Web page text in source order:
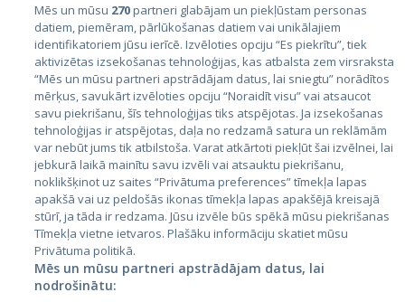
Valstis
Igaunija
Latvija
Lietuva
Mēs un mūsu 270partneri glabājam un piekļūstam personas
datiem, piemēram, pārlūkošanas datiem vai unikālajiem
identifikatoriem jūsu ierīcē. Izvēloties opciju “Es piekrītu”, tiek
aktivizētas izsekošanas tehnoloģijas, kas atbalsta zem virsraksta
“Mēs un mūsu partneri apstrādājam datus, lai sniegtu” norādītos
mērķus, savukārt izvēloties opciju “Noraidīt visu” vai atsaucot
savu piekrišanu, šīs tehnoloģijas tiks atspējotas. Ja izsekošanas
tehnoloģijas ir atspējotas, daļa no redzamā satura un reklāmām
var nebūt jums tik atbilstoša. Varat atkārtoti piekļūt šai izvēlnei, lai
jebkurā laikā mainītu savu izvēli vai atsauktu piekrišanu,
noklikšķinot uz saites “Privātuma preferences” tīmekļa lapas
apakšā vai uz peldošās ikonas tīmekļa lapas apakšējā kreisajā
stūrī, ja tāda ir redzama. Jūsu izvēle būs spēkā mūsu piekrišanas
Tīmekļa vietne ietvaros. Plašāku informāciju skatiet mūsu
Privātuma politikā.
Mēs un mūsu partneri apstrādājam datus, lai
nodrošinātu: